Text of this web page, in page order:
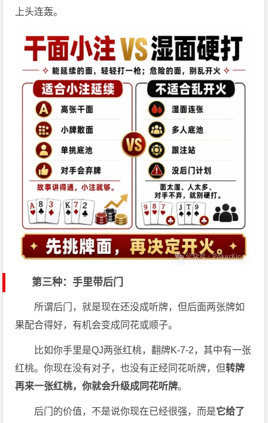
上头连轰。
第三种：手里带后门
所谓后门，就是现在还没成听牌，但后面两张牌如
果配合得好，有机会变成同花或顺子。
比如你手里是QJ两张红桃，翻牌K-7-2，其中有一张
红桃。你现在没有对子，也没有正经同花听牌，但转牌
再来一张红桃，你就会升级成同花听牌。
后门的价值，不是说你现在已经很强，而是它给了